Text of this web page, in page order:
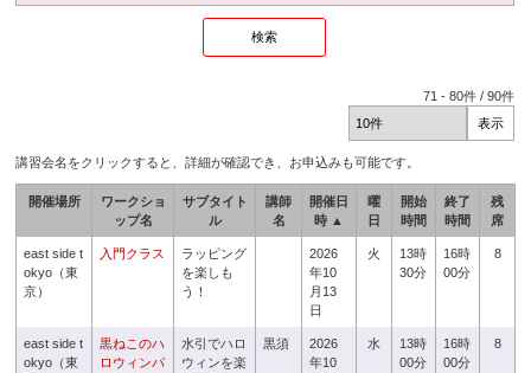
71 -80件 /90件
講習会名をクリックすると、詳細が確認でき、お申込みも可能です。
開催場所
ワークショ
ップ名
サブタイト
ル
講師
名
開催日
時 ▲
曜
日
開始
時間
終了
時間
残
席
east side t
okyo（東
京）
入門クラス
ラッピング
を楽しも
う！
2026
年10
月13
日
火
13時
30分
16時
00分
8
east side t
okyo（東
黒ねこのハ
ロウィンパ
水引でハロ
ウィンを楽
黒須
2026
年10
水
13時
00分
16時
00分
8